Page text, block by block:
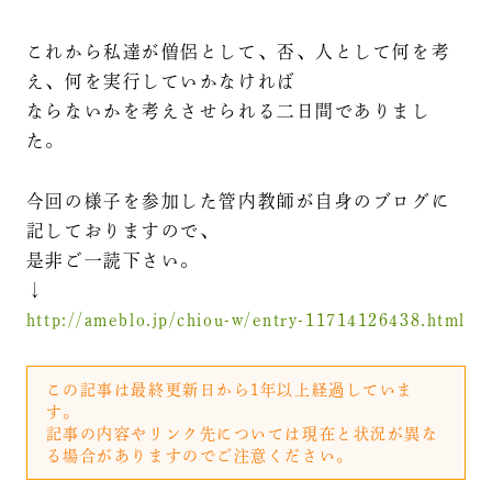
これから私達が僧侶として、否、人として何を考
え、何を実行していかなければ
ならないかを考えさせられる二日間でありまし
た。
今回の様子を参加した管内教師が自身のブログに
記しておりますので、
是非ご一読下さい。
http://ameblo.jp/chiou-w/entry-11714126438.html
この記事は最終更新日から1年以上経過していま
す。
記事の内容やリンク先については現在と状況が異な
る場合がありますのでご注意ください。